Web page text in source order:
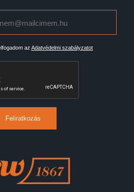
az Adatvédelmi szabályzatot
Feliratkozás